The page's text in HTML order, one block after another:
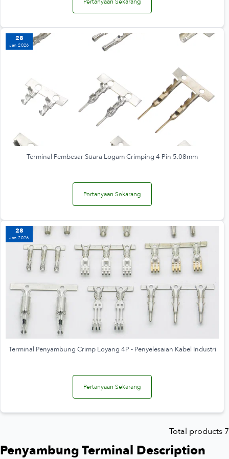
28
Jan 2026
Terminal Pembesar Suara Logam Crimping 4 Pin 5.08mm
Pertanyaan Sekarang
28
Jan 2026
Terminal Penyambung Crimp Loyang 4P - Penyelesaian Kabel Industri
Pertanyaan Sekarang
Total products 7
Penyambung Terminal Description